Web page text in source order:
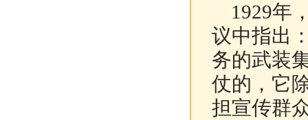
1929年
议中指出
务的武装
仗的，它
担宣传群